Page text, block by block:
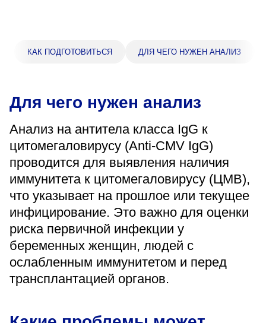
Центр здоровья НЛМК
Понедельник — пятница 7:30–20:00
Суббота 08:00–16:00
Регистратура
+7 (4742) 55-55-43
Санаторий-профилакторий
«Парус»
399000, г. Липецк, Плехановское лесничество,
Ленинский лесхоз, квартал 67
Понедельник — четверг
08:00–16:45
КАК ПОДГОТОВИТЬСЯ ДЛЯ ЧЕГО НУЖЕН АНАЛИЗ
Для чего нужен анализ
Анализ на антитела класса IgG к
цитомегаловирусу (Anti-CMV IgG)
проводится для выявления наличия
иммунитета к цитомегаловирусу (ЦМВ),
что указывает на прошлое или текущее
инфицирование. Это важно для оценки
риска первичной инфекции у
беременных женщин, людей с
ослабленным иммунитетом и перед
трансплантацией органов.